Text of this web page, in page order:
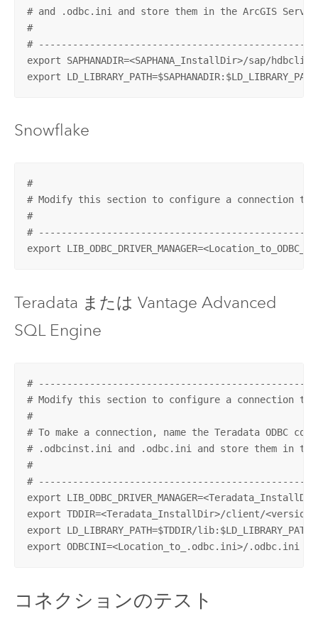
# and .odbc.ini and store them in the ArcGIS Server
#
#
export SAPHANADIR=<SAPHANA_InstallDir>/sap/
export LD_LIBRARY_PATH=$SAPHANADIR:$LD_LIBRARY_PATH
Snowflake
#
# Modify this section to configure a connection to
#
#
export
Teradata または Vantage Advanced
SQL Engine
#
# Modify this section to configure a connection to
#
# To make a connection, name the Teradata ODBC
# .odbcinst.ini and .odbc.ini and store them in the
#
#
export
export TDDIR=<Teradata_InstallDir>/client/
export LD_LIBRARY_PATH=$TDDIR/lib:$LD_LIBRARY_PATH
export ODBCINI=<Location_to_.odbc.ini>/.odbc.ini
コネクションのテスト